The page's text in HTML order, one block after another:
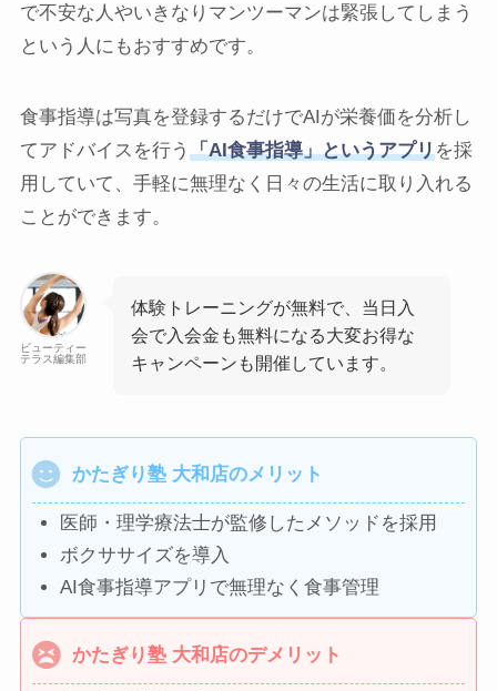
で不安な人やいきなりマンツーマンは緊張してしまう
という人にもおすすめです。
食事指導は写真を登録するだけでAIが栄養価を分析し
てアドバイスを行う 「AI食事指導」というアプリを採
用していて、手軽に無理なく日々の生活に取り入れる
ことができます。
ビューティー
テラス編集部
体験トレーニングが無料で、当日入
会で入会金も無料になる大変お得な
キャンペーンも開催しています。
かたぎり塾 大和店のメリット
医師・理学療法士が監修したメソッドを採用
ボクササイズを導入
AI食事指導アプリで無理なく食事管理
かたぎり塾 大和店のデメリット